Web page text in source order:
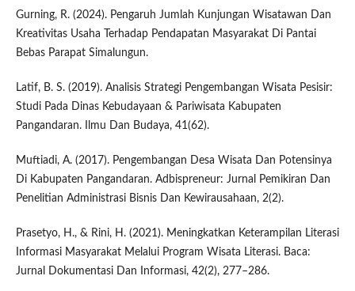
Gurning, R. (2024). Pengaruh Jumlah Kunjungan Wisatawan Dan
Kreativitas Usaha Terhadap Pendapatan Masyarakat Di Pantai
Bebas Parapat Simalungun.
Latif, B. S. (2019). Analisis Strategi Pengembangan Wisata Pesisir:
Studi Pada Dinas Kebudayaan & Pariwisata Kabupaten
Pangandaran. Ilmu Dan Budaya, 41(62).
Muftiadi, A. (2017). Pengembangan Desa Wisata Dan Potensinya
Di Kabupaten Pangandaran. Adbispreneur: Jurnal Pemikiran Dan
Penelitian Administrasi Bisnis Dan Kewirausahaan, 2(2).
Prasetyo, H., & Rini, H. (2021). Meningkatkan Keterampilan Literasi
Informasi Masyarakat Melalui Program Wisata Literasi. Baca:
Jurnal Dokumentasi Dan Informasi, 42(2), 277–286.